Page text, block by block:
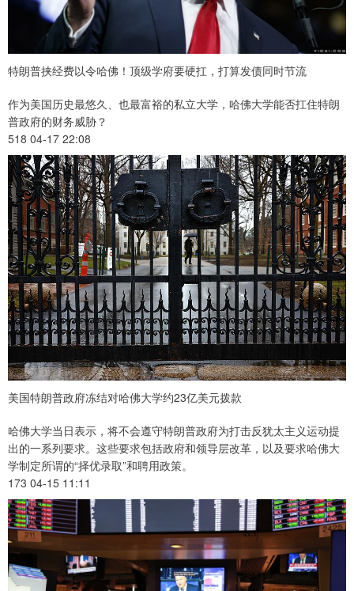
特朗普挟经费以令哈佛！顶级学府要硬扛，打算发债同时节流
作为美国历史最悠久、也最富裕的私立大学，哈佛大学能否扛住特朗
普政府的财务威胁？
518 04-17 22:08
美国特朗普政府冻结对哈佛大学约23亿美元拨款
哈佛大学当日表示，将不会遵守特朗普政府为打击反犹太主义运动提
出的一系列要求。这些要求包括政府和领导层改革，以及要求哈佛大
学制定所谓的“择优录取”和聘用政策。
173 04-15 11:11